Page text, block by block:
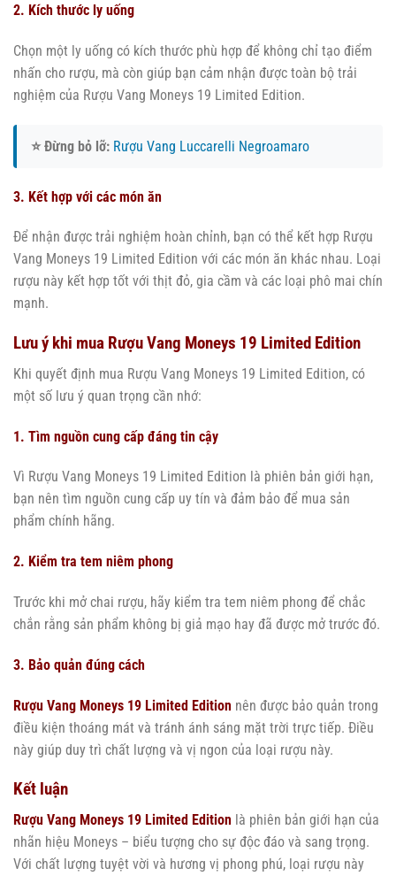
2. Kích thước ly uống
Chọn một ly uống có kích thước phù hợp để không chỉ tạo điểm
nhấn cho rượu, mà còn giúp bạn cảm nhận được toàn bộ trải
nghiệm của Rượu Vang Moneys 19 Limited Edition.
⭐ Đừng bỏ lỡ: Rượu Vang Luccarelli Negroamaro
3. Kết hợp với các món ăn
Để nhận được trải nghiệm hoàn chỉnh, bạn có thể kết hợp Rượu
Vang Moneys 19 Limited Edition với các món ăn khác nhau. Loại
rượu này kết hợp tốt với thịt đỏ, gia cầm và các loại phô mai chín
mạnh.
Lưu ý khi mua Rượu Vang Moneys 19 Limited Edition
Khi quyết định mua Rượu Vang Moneys 19 Limited Edition, có
một số lưu ý quan trọng cần nhớ:
1. Tìm nguồn cung cấp đáng tin cậy
Vì Rượu Vang Moneys 19 Limited Edition là phiên bản giới hạn,
bạn nên tìm nguồn cung cấp uy tín và đảm bảo để mua sản
phẩm chính hãng.
2. Kiểm tra tem niêm phong
Trước khi mở chai rượu, hãy kiểm tra tem niêm phong để chắc
chắn rằng sản phẩm không bị giả mạo hay đã được mở trước đó.
3. Bảo quản đúng cách
Rượu Vang Moneys 19 Limited Edition nên được bảo quản trong
điều kiện thoáng mát và tránh ánh sáng mặt trời trực tiếp. Điều
này giúp duy trì chất lượng và vị ngon của loại rượu này.
Kết luận
Rượu Vang Moneys 19 Limited Edition là phiên bản giới hạn của
nhãn hiệu Moneys – biểu tượng cho sự độc đáo và sang trọng.
Với chất lượng tuyệt vời và hương vị phong phú, loại rượu này